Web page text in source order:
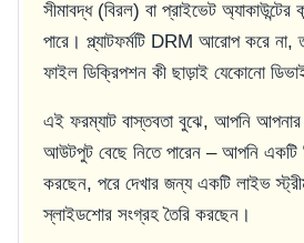
সীমাবদ্ধ (বিরল) বা প্রাইভেট অ্যাকাউন্টের
পারে। প্ল্যাটফর্মটি DRM আরোপ করে না,
ফাইল ডিক্রিপশন কী ছাড়াই যেকোনো
এই ফরম্যাট বাস্তবতা বুঝে, আপনি
আউটপুট বেছে নিতে পারেন – আপনি একটি
করছেন, পরে দেখার জন্য একটি লাইভ
স্লাইডশোর সংগ্রহ তৈরি করছেন।